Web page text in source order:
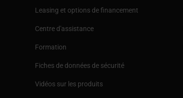
Leasing et options de financement
Centre d'assistance
Formation
Fiches de données de sécurité
Vidéos sur les produits